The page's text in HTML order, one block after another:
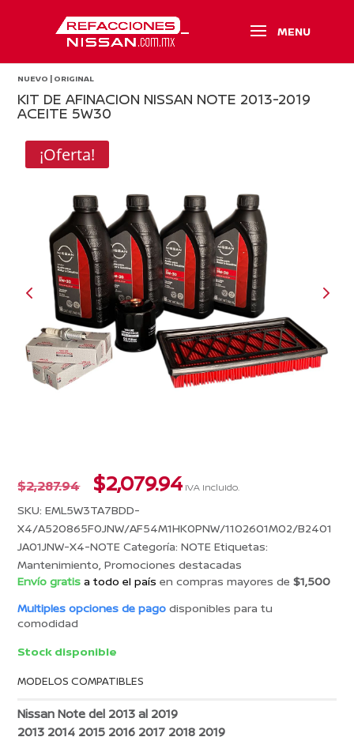
NUEVO | ORIGINAL
KIT DE AFINACION NISSAN NOTE 2013-2019
ACEITE 5W30
¡Oferta!
$2,287.94 El
precio
original
era:
$2,287.94.
$2,079.94El
precio
actual
es:
$2,079.94.
IVA incluido.
SKU:EML5W3TA7BDD-
X4/A520865F0JNW/AF54M1HK0PNW/1102601M02/B2401
JA01JNW-X4-NOTE Categoría:NOTE Etiquetas:
Mantenimiento,Promociones destacadas
Envío gratis a todo el paísen compras mayores de$1,500
Multiples opciones de pagodisponibles para tu
comodidad
Stock disponible
MODELOS COMPATIBLES
Nissan Note del 2013 al 2019
2013 2014 2015 2016 2017 2018 2019